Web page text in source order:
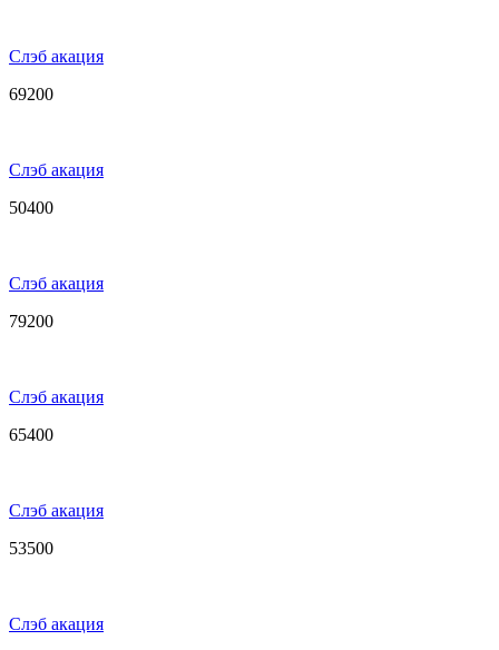
Слэб акация
69200
Слэб акация
50400
Слэб акация
79200
Слэб акация
65400
Слэб акация
53500
Слэб акация